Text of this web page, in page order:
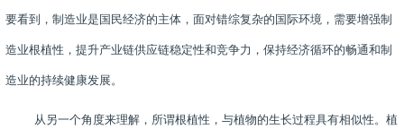
要看到，制造业是国民经济的主体，面对错综复杂的国际环境，需要增强制
造业根植性，提升产业链供应链稳定性和竞争力，保持经济循环的畅通和制
造业的持续健康发展。
从另一个角度来理解，所谓根植性，与植物的生长过程具有相似性。植